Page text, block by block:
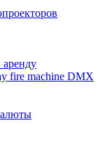
fire machine DMX